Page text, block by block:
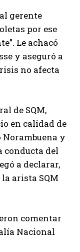
gerente
por ese
Le achacó
y aseguró a
no afecta
de SQM,
en calidad de
Norambuena y
conducta del
a declarar,
arista SQM
comentar
Nacional